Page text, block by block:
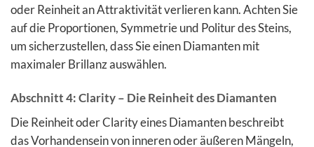
oder Reinheit an Attraktivität verlieren kann. Achten Sie
auf die Proportionen, Symmetrie und Politur des Steins,
um sicherzustellen, dass Sie einen Diamanten mit
maximaler Brillanz auswählen.
Abschnitt 4: Clarity – Die Reinheit des Diamanten
Die Reinheit oder Clarity eines Diamanten beschreibt
das Vorhandensein von inneren oder äußeren Mängeln,